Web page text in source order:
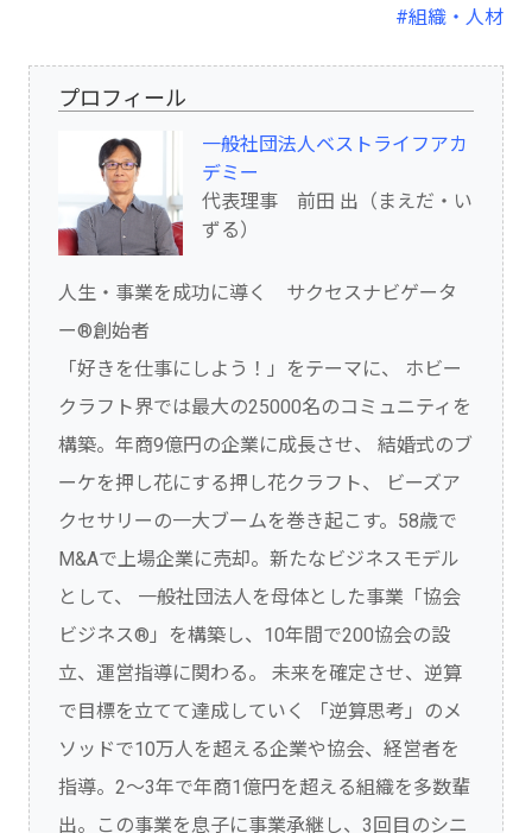
#組織・人材
プロフィール
一般社団法人ベストライフアカ
デミー
代表理事 前田 出（まえだ・い
ずる）
人生・事業を成功に導く サクセスナビゲータ
ー®創始者
「好きを仕事にしよう！」をテーマに、 ホビー
クラフト界では最大の25000名のコミュニティを
構築。年商9億円の企業に成長させ、 結婚式のブ
ーケを押し花にする押し花クラフト、 ビーズア
クセサリーの一大ブームを巻き起こす。58歳で
M&Aで上場企業に売却。新たなビジネスモデル
として、 一般社団法人を母体とした事業「協会
ビジネス®」を構築し、10年間で200協会の設
立、運営指導に関わる。 未来を確定させ、逆算
で目標を立てて達成していく 「逆算思考」のメ
ソッドで10万人を超える企業や協会、経営者を
指導。2～3年で年商1億円を超える組織を多数輩
出。この事業を息子に事業承継し、3回目のシニ